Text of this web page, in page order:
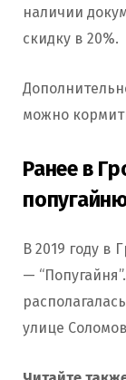
наличии
скидку в 20%.
можно
Ранее в
В 2019 году в
—
улице